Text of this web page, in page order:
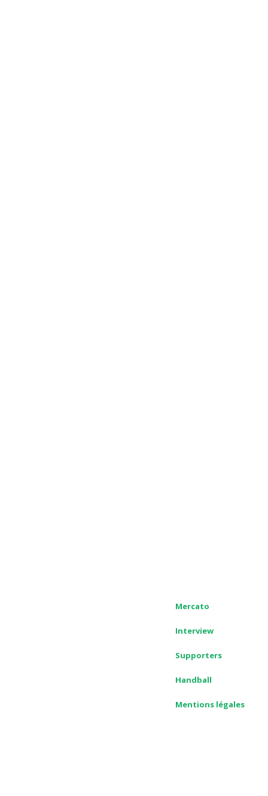
Mercato
Interview
Supporters
Handball
Mentions légales